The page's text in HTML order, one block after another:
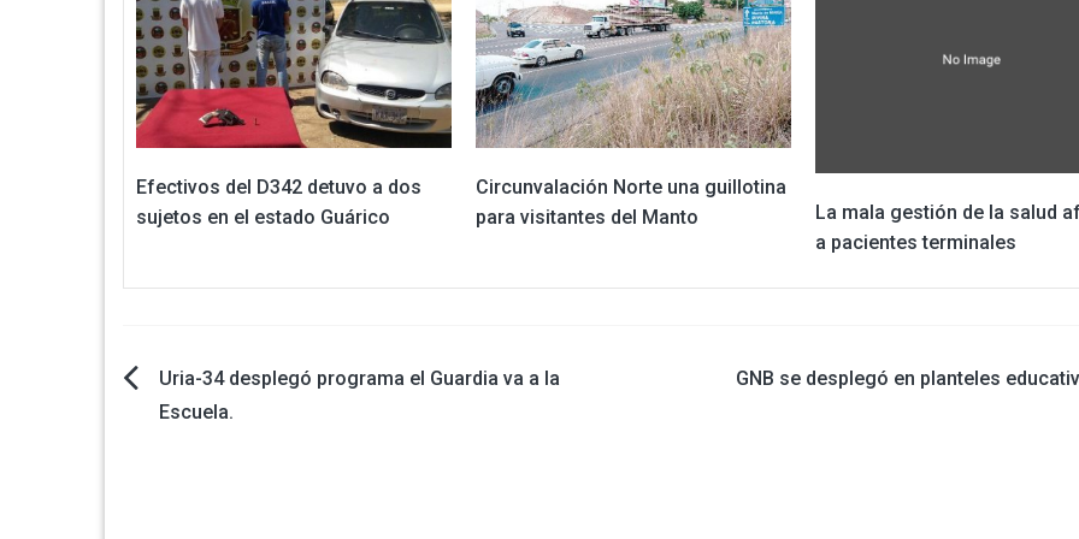
Efectivos del D342 detuvo a dos
sujetos en el estado Guárico
Circunvalación Norte una guillotina
para visitantes del Manto
La mala gestión de la salud
a pacientes terminales
Navegación
Uria-34 desplegó programa el Guardia va a la
Escuela.
GNB se desplegó en planteles